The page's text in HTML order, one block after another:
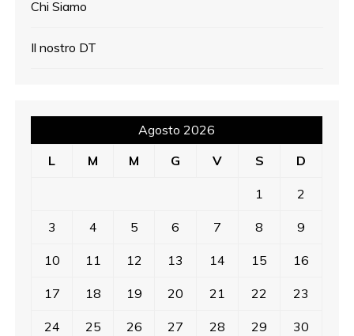
Chi Siamo
Il nostro DT
Agosto 2026
L
M M G V S D
1 2
3 4 5 6 7 8 9
10 11 12 13 14 15 16
17 18 19 20 21 22 23
24 25 26 27 28 29 30